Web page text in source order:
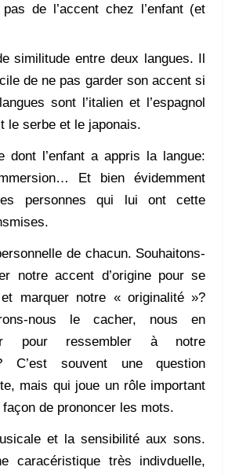
de l’accent chez l’enfant (et
similitude entre deux langues. Il
de ne pas garder son accent si
sont l’italien et l’espagnol
le serbe et le japonais.
dont l’enfant a appris la langue:
Et bien évidemment
personnes qui lui ont cette
de chacun. Souhaitons-
notre accent d’origine pour se
marquer notre « originalité »?
nous le cacher, nous en
pour ressembler à notre
C’est souvent une question
mais qui joue un rôle important
de prononcer les mots.
et la sensibilité aux sons.
caracéristique très indivduelle,